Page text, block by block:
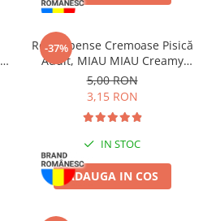
-37%
Recompense Cremoase Pisică
Adult, MIAU MIAU Creamy
Snacks, Pui, 4x15g
5,00 RON
3,15 RON
IN STOC
ADAUGA IN COS